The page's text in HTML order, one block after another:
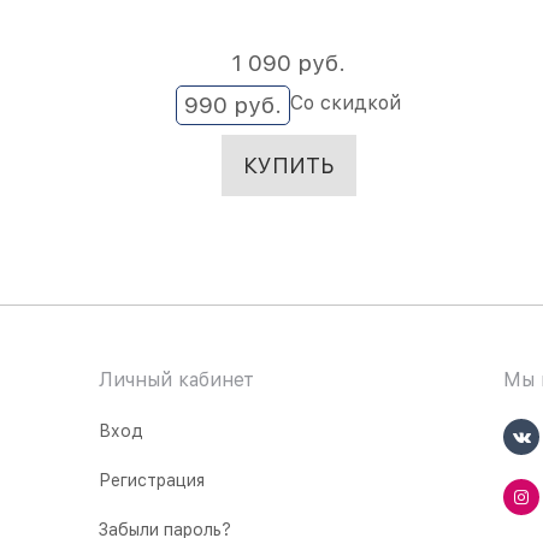
990 руб. Со скидкой
1 090 руб.
КУПИТЬ
Личный кабинет
Вход
Регистрация
Забыли пароль?
Мы